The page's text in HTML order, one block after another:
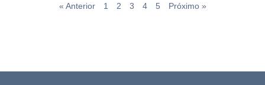
« Anterior 1 2 3 4 5 Próximo »